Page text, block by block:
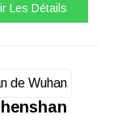
Les Détails